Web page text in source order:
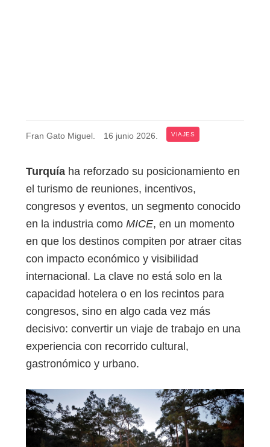
Fran Gato Miguel. 16 junio 2026. VIAJES
Turquía ha reforzado su posicionamiento en
el turismo de reuniones, incentivos,
congresos y eventos, un segmento conocido
en la industria como MICE, en un momento
en que los destinos compiten por atraer citas
con impacto económico y visibilidad
internacional. La clave no está solo en la
capacidad hotelera o en los recintos para
congresos, sino en algo cada vez más
decisivo: convertir un viaje de trabajo en una
experiencia con recorrido cultural,
gastronómico y urbano.